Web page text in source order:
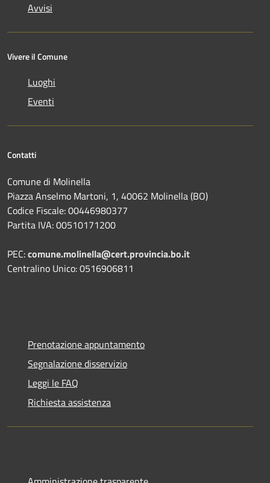
Avvisi
Vivere il Comune
Luoghi
Eventi
Contatti
Comune di Molinella
Piazza Anselmo Martoni, 1, 40062 Molinella (BO)
Codice Fiscale: 00446980377
Partita IVA: 00510171200
PEC:comune.molinella@cert.provincia.bo.it
Centralino Unico: 0516906811
Prenotazione appuntamento
Segnalazione disservizio
Leggi le FAQ
Richiesta assistenza